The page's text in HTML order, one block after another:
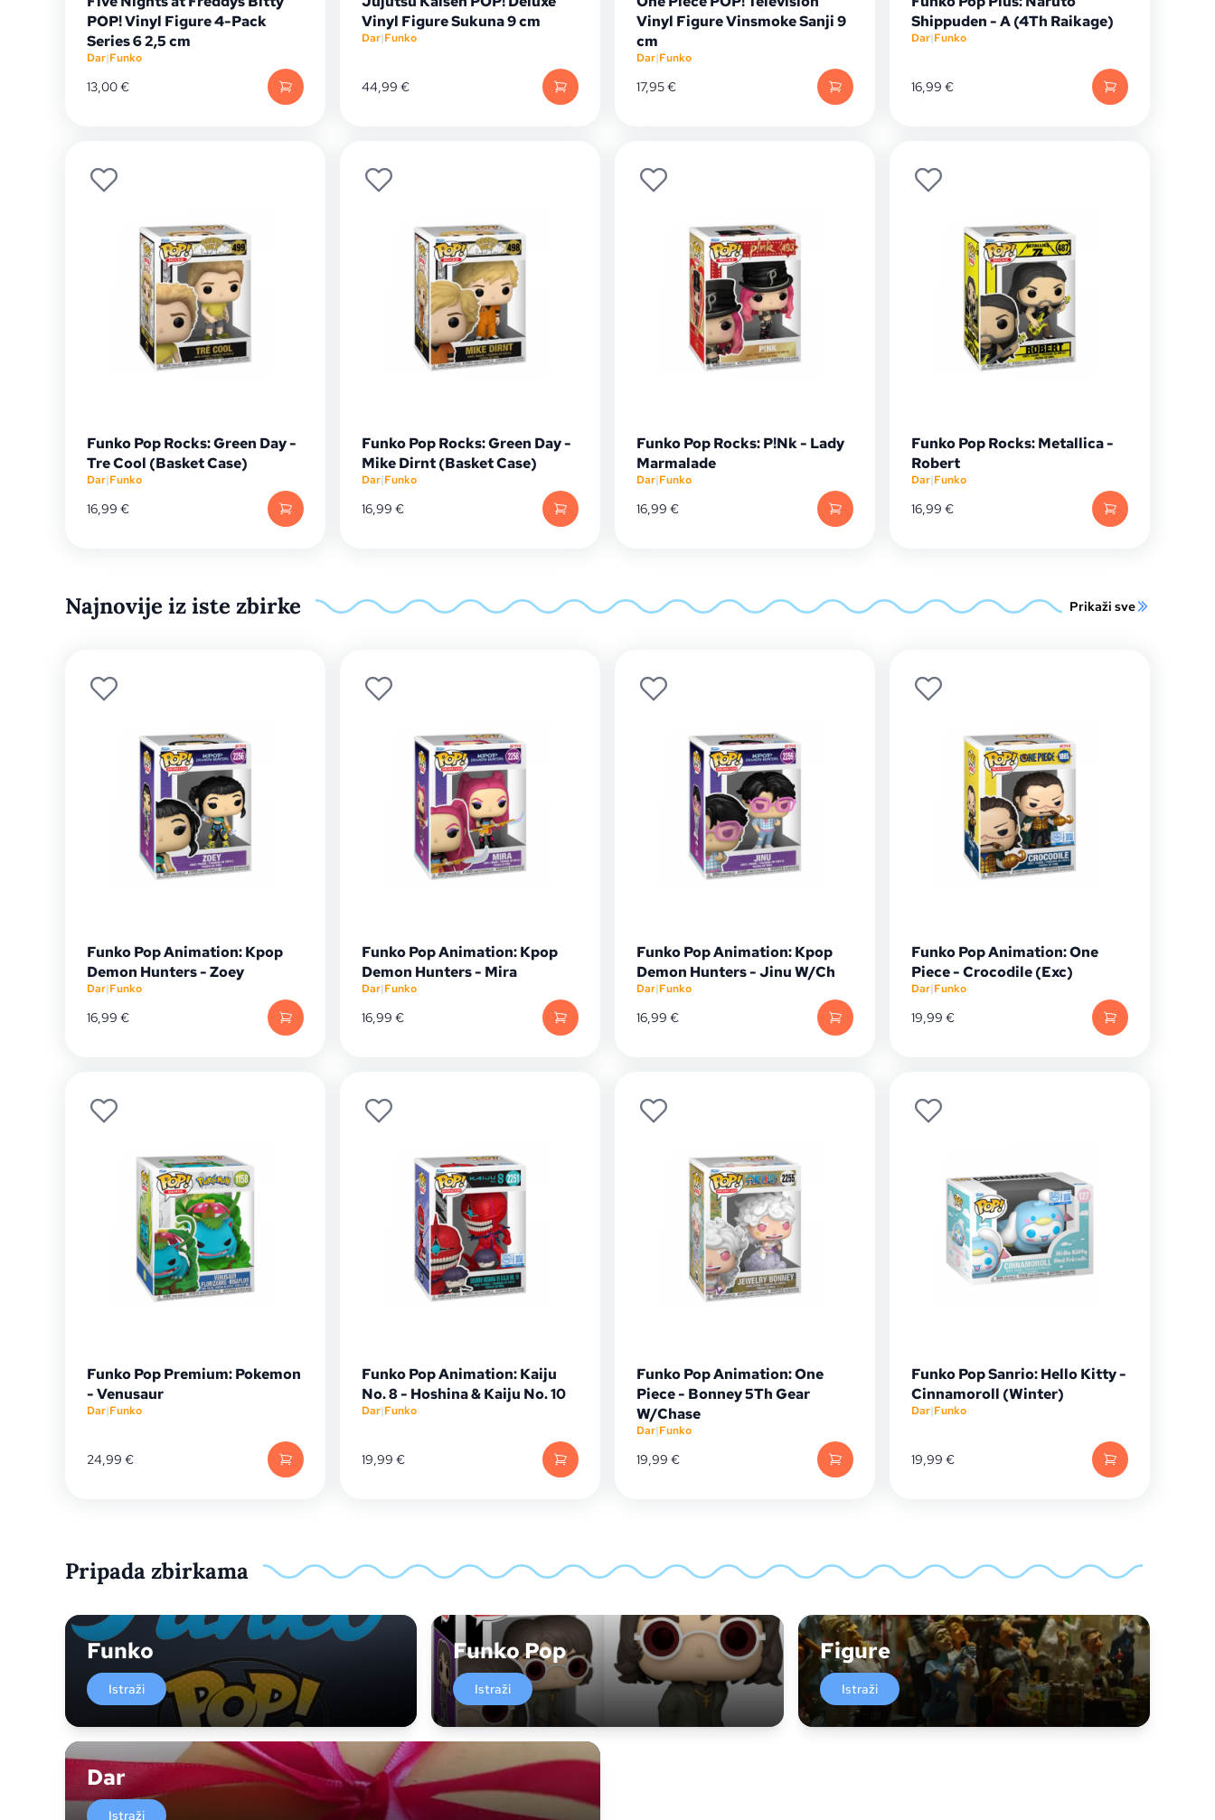
POP! Vinyl Figure 4-Pack
Series 6 2,5 cm
Dar|Funko
13,00€
Vinyl Figure Sukuna 9 cm
Dar|Funko
44,99 €
Vinyl Figure Vinsmoke Sanji 9
cm
Dar|Funko
17,95€
Shippuden - A (4Th Raikage)
Dar|Funko
16,99 €
Funko Pop Rocks: Green Day -
Tre Cool (Basket Case)
Dar|Funko
16,99 €
Funko Pop Rocks: Green Day -
Mike Dirnt (Basket Case)
Dar|Funko
16,99 €
Funko Pop Rocks: P!Nk - Lady
Marmalade
Dar|Funko
16,99 €
Funko Pop Rocks: Metallica -
Robert
Dar|Funko
16,99 €
Najnovije iz iste zbirke Prikaži sve
Funko Pop Animation: Kpop
Demon Hunters - Zoey
Dar|Funko
16,99 €
Funko Pop Animation: Kpop
Demon Hunters - Mira
Dar|Funko
16,99 €
Funko Pop Animation: Kpop
Demon Hunters - Jinu W/Ch
Dar|Funko
16,99 €
Funko Pop Animation: One
Piece - Crocodile (Exc)
Dar|Funko
19,99 €
Funko Pop Premium: Pokemon
- Venusaur
Dar|Funko
24,99 €
Funko Pop Animation: Kaiju
No. 8 - Hoshina & Kaiju No. 10
Dar|Funko
19,99 €
Funko Pop Animation: One
Piece - Bonney 5Th Gear
W/Chase
Dar|Funko
19,99 €
Funko Pop Sanrio: Hello Kitty -
Cinnamoroll (Winter)
Dar|Funko
19,99 €
Pripada zbirkama
Funko
Istraži
Funko Pop
Istraži
Figure
Istraži
Dar
Istraži